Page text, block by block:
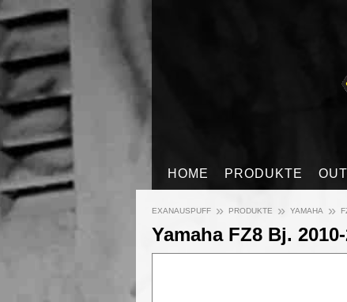
HOME PRODUKTE
EXANAUSPUFF » PRODUKTE » YAMAHA »
Yamaha FZ8 Bj.